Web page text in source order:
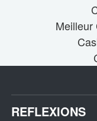
Meilleur
REFLEXIONS